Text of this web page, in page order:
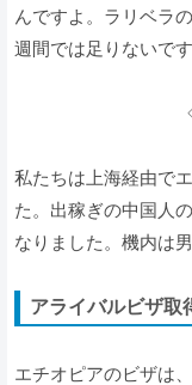
んですよ。ラリベラ
週間では足りないです
私たちは上海経由で
た。出稼ぎの中国人
なりました。機内は
アライバルビザ取
エチオピアのビザは